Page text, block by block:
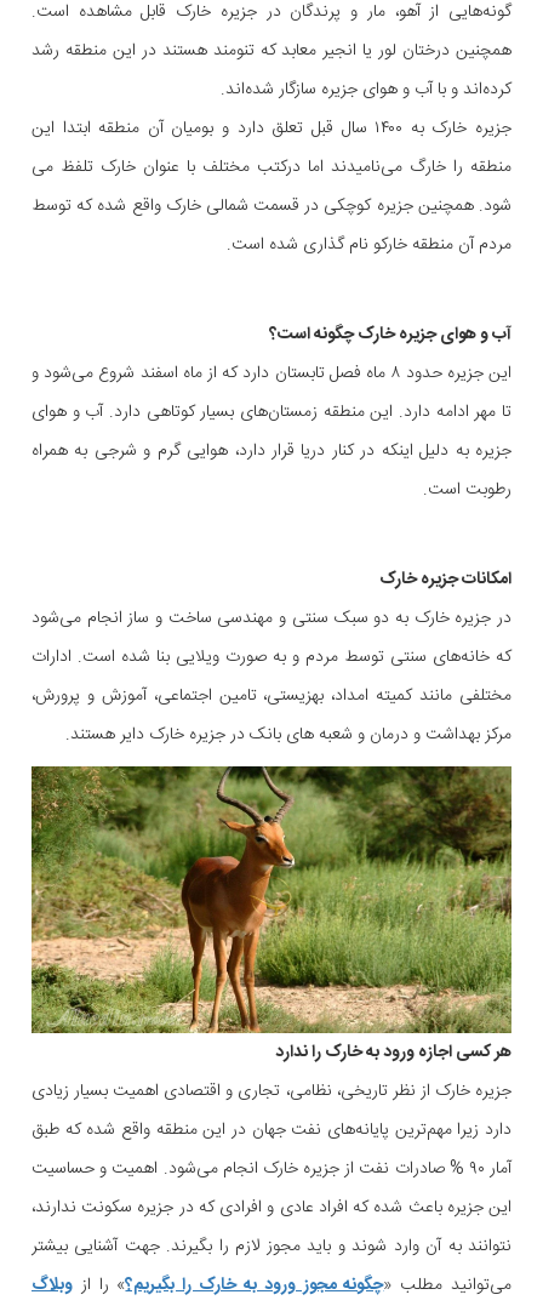
گونه‌هایی از آهو، مار و پرندگان در جزیره خارک قابل مشاهده است.
همچنین درختان لور یا انجیر معابد که تنومند هستند در این منطقه رشد
کرده‌اند و با آب و هوای جزیره سازگار شده‌اند.
جزیره خارک به ۱۴۰۰ سال قبل تعلق دارد و بومیان آن منطقه ابتدا این
منطقه را خارگ می‌نامیدند اما درکتب مختلف با عنوان خارک تلفظ می
شود. همچنین جزیره کوچکی در قسمت شمالی خارک واقع شده که توسط
مردم آن منطقه خارکو نام گذاری شده است.
آب و هوای جزیره خارک چگونه است؟
این جزیره حدود ۸ ماه فصل تابستان دارد که از ماه اسفند شروع می‌شود و
تا مهر ادامه دارد. این منطقه زمستان‌های بسیار کوتاهی دارد. آب و هوای
جزیره به دلیل اینکه در کنار دریا قرار دارد، هوایی گرم و شرجی به همراه
رطوبت است.
امکانات جزیره خارک
در جزیره خارک به دو سبک سنتی و مهندسی ساخت و ساز انجام می‌شود
که خانه‌های سنتی توسط مردم و به صورت ویلایی بنا شده است. ادارات
مختلفی مانند کمیته امداد، بهزیستی، تامین اجتماعی، آموزش و پرورش،
مرکز بهداشت و درمان و شعبه های بانک در جزیره خارک دایر هستند.
هر کسی اجازه ورود به خارک را ندارد
جزیره خارک از نظر تاریخی، نظامی، تجاری و اقتصادی اهمیت بسیار زیادی
دارد زیرا مهم‌ترین پایانه‌های نفت جهان در این منطقه واقع شده که طبق
آمار ۹۰ % صادرات نفت از جزیره خارک انجام می‌شود. اهمیت و حساسیت
این جزیره باعث شده که افراد عادی و افرادی که در جزیره سکونت ندارند،
نتوانند به آن وارد شوند و باید مجوز لازم را بگیرند. جهت آشنایی بیشتر
می‌توانید مطلب «چگونه مجوز ورود به خارک را بگیریم؟» را از وبلاگ